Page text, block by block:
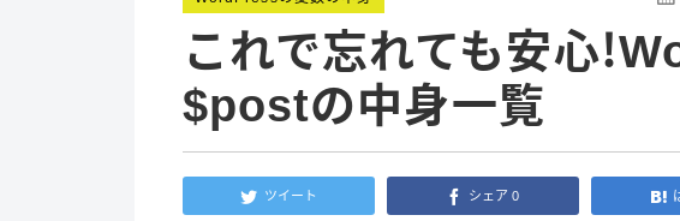
これで忘れても安心！
$postの中身一覧
ツイート シェア 0